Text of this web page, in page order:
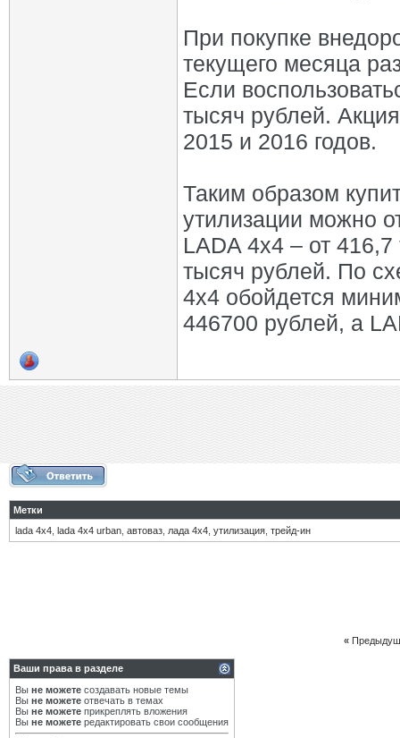
При покупке
текущего месяца
Если
тысяч рублей.
2015 и 2016 годов.
Таким образом
утилизации можно
LADA 4x4 – от
тысяч рублей. По
4х4 обойдется
446700 рублей, а
Метки
lada 4x4 lada 4x4 urban автоваз лада 4х4 утилизация трейд-ин
«
Ваши права в разделе
Вы не можете создавать новые темы
Вы не можете отвечать в темах
Вы не можете прикреплять вложения
Вы не можете редактировать свои сообщения